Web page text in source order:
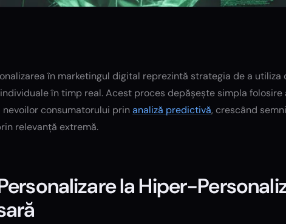
în marketingul digital reprezintă strategia de a utiliza
în timp real. Acest proces depășește simpla
consumatorului prinanaliză predictivă, crescând
relevanță extremă.
la Hiper-